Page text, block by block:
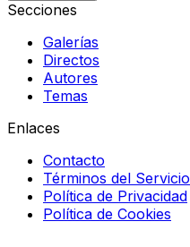
Secciones
Galerías
Directos
Autores
Temas
Enlaces
Contacto
Términos del Servicio
Política de Privacidad
Política de Cookies